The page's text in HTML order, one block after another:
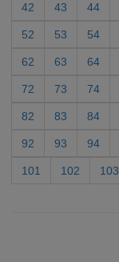
42 43 44
52 53 54
62 63 64
72 73 74
82 83 84
92 93 94
101 102 103